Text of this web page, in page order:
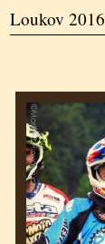
Loukov 2016